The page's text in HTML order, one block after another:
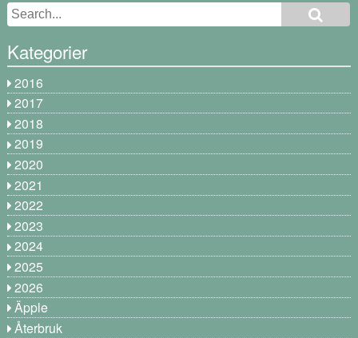
Kategorier
2016
2017
2018
2019
2020
2021
2022
2023
2024
2025
2026
Äpple
Återbruk